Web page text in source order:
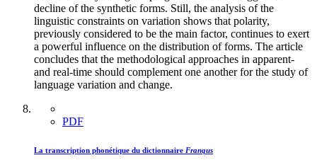
decline of the synthetic forms. Still, the analysis of the
linguistic constraints on variation shows that polarity,
previously considered to be the main factor, continues to exert
a powerful influence on the distribution of forms. The article
concludes that the methodological approaches in apparent-
and real-time should complement one another for the study of
language variation and change.
PDF
La transcription phonétique du dictionnaire Franqus